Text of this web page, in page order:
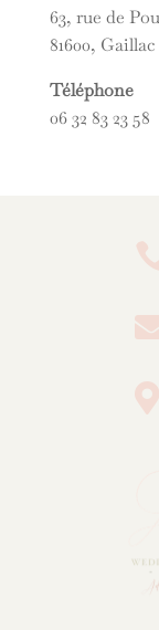
63, rue de
81600, Gaillac
Téléphone
06 32 83 23 58
